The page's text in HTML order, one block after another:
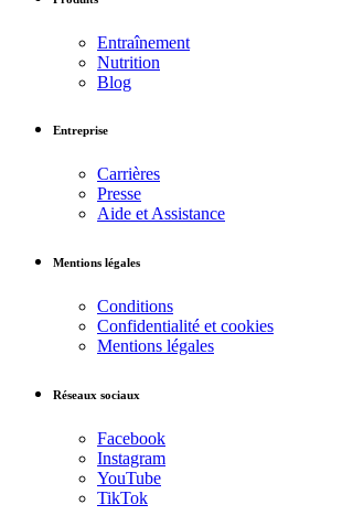
Entraînement
Nutrition
Blog
Entreprise
Carrières
Presse
Aide et Assistance
Mentions légales
Conditions
Confidentialité et cookies
Mentions légales
Réseaux sociaux
Facebook
Instagram
YouTube
TikTok